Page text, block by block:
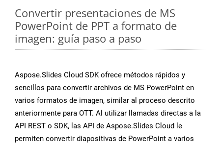
Convertir presentaciones de MS
PowerPoint de PPT a formato de
imagen: guía paso a paso
Aspose.Slides Cloud SDK ofrece métodos rápidos y
sencillos para convertir archivos de MS PowerPoint en
varios formatos de imagen, similar al proceso descrito
anteriormente para OTT. Al utilizar llamadas directas a la
API REST o SDK, las API de Aspose.Slides Cloud le
permiten convertir diapositivas de PowerPoint a varios